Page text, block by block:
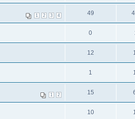
1 2 3 4 49
0
12
1
1 2 15
10